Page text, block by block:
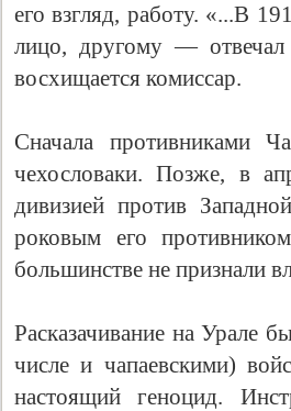
его взгляд, работу. «...В
лицо, другому —
восхищается комиссар.
Сначала противниками
чехословаки. Позже, в
дивизией против
роковым его
большинстве не признали
Расказачивание на Урале
числе и чапаевскими)
настоящий геноцид.